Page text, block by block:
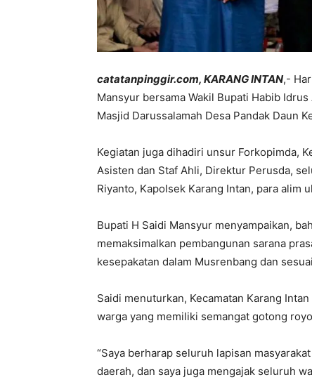
catatanpinggir.com, KARANG INTAN,-
Mansyur bersama Wakil Bupati Habib
Masjid Darussalamah Desa Pandak Daun
Kegiatan juga dihadiri unsur Forkopimda,
Asisten dan Staf Ahli, Direktur Perusda,
Riyanto, Kapolsek Karang Intan, para alim
Bupati H Saidi Mansyur menyampaikan,
memaksimalkan pembangunan sarana
kesepakatan dalam Musrenbang dan
Saidi menuturkan, Kecamatan Karang
warga yang memiliki semangat gotong
“Saya berharap seluruh lapisan
daerah, dan saya juga mengajak seluruh